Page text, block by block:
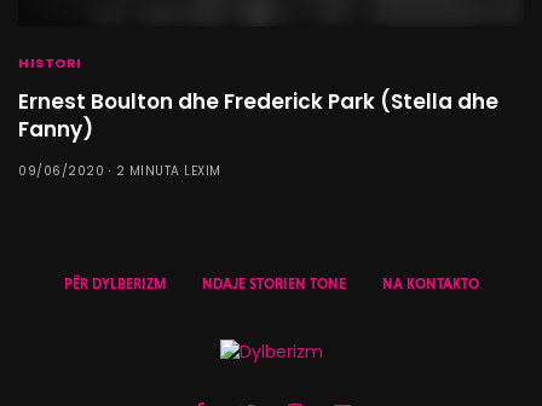
HISTORI
Ernest Boulton dhe Frederick Park (Stella dhe
Fanny)
09/06/2020 2 MINUTA LEXIM
PËR DYLBERIZM NDAJE STORIEN TONE NA KONTAKTO